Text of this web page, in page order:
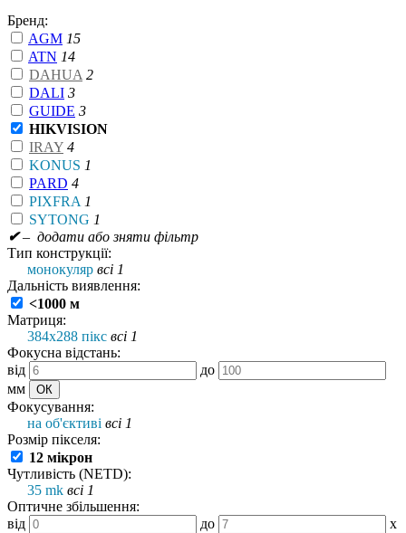
Бренд:
AGM 15
ATN 14
DAHUA 2
DALI 3
GUIDE 3
HIKVISION
IRAY 4
KONUS 1
PARD 4
PIXFRA 1
SYTONG 1
✔– додати або зняти фільтр
Тип конструкції:
монокуляр всі 1
Дальність виявлення:
<1000 м
Матриця:
384x288 пікс всі 1
Фокусна відстань:
від
до
мм
Фокусування:
на об'єктиві всі 1
Розмір пікселя:
12 мікрон
Чутливість (NETD):
35 mk всі 1
Оптичне збільшення:
від
до x